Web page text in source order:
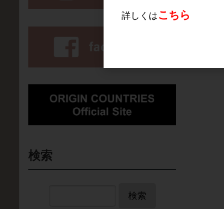
検索
検索
詳しくはこちら